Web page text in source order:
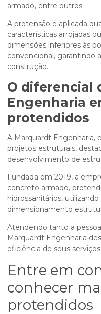
armado, entre outros.
A protensão é aplicada
características arrojadas
dimensões inferiores às
convencional, garantindo
construção.
O diferencial
Engenharia
protendidos
A Marquardt Engenharia,
projetos estruturais,
desenvolvimento de
Fundada em 2019, a
concreto armado,
hidrossanitários,
dimensionamento
Atendendo tanto a
Marquardt Engenharia
eficiência de seus
Entre em
conhecer
protendidos